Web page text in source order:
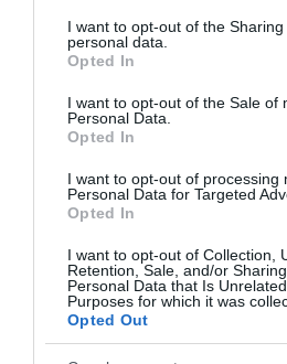
not limited to your visit or usage
grant or deny consent to Google
use your data for below specified
consent section.
I want to opt-out of the
personal data.
Opted In
I want to opt-out of the Sale of
Personal Data.
Opted In
I want to opt-out of processing
Personal Data for Targeted
Opted In
I want to opt-out of Collection,
Retention, Sale, and/or
Personal Data that Is
Purposes for which it was
Opted Out
bemutatkozó ausztrál Jack Doohan a
Végeredmény, Abu-Dzabi Nagydíj,
km, a pontszerzők):
2. Carlos Sainz Jr. (spanyol, Ferrari)
3. Charles Leclerc (monacói, Ferrari)
5. George Russell (brit, Mercedes)
6. Max Verstappen (holland, Red Bull)
7. Pierre Gasly (francia, Alpine)
8. Nico Hülkenberg (német, Haas)